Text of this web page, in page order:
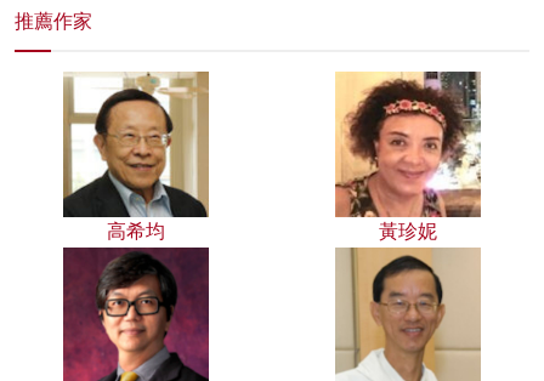
推薦作家
高希均 黃珍妮